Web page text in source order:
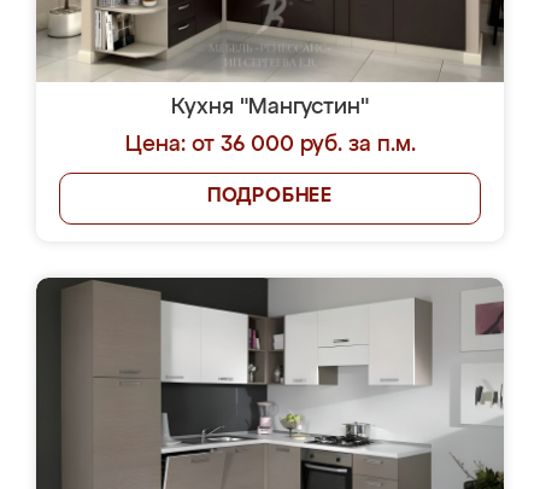
Кухня "Мангустин"
Цена: от 36 000 руб. за п.м.
ПОДРОБНЕЕ